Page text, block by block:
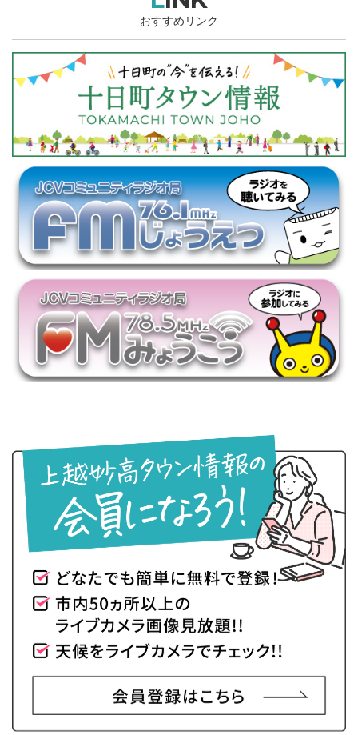
おすすめリンク